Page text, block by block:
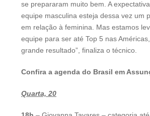
se prepararam muito bem. A
equipe masculina esteja dessa vez um
em relação à feminina. Mas estamos
equipe para ser até Top 5 nas
grande resultado”, finaliza o técnico.
Confira a agenda do Brasil em
Quarta, 20